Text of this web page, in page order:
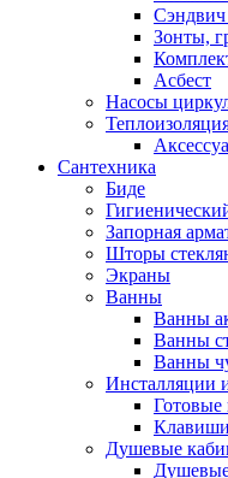
Зонты,
Асбест
Насосы
Сантехника
Биде
Запорная
Шторы
Экраны
Ванны
Ванны
Ванны
Ванны
Инсталляции
Готовые
Душевые